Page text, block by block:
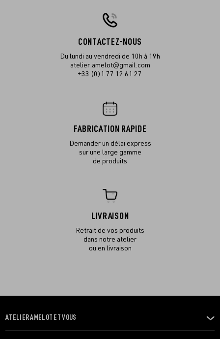
CONTACTEZ-NOUS
Du lundi au vendredi de 10h à 19h
atelier.amelot@gmail.com
+33 (0)1 77 12 61 27
FABRICATION RAPIDE
Demander un délai express
sur une large gamme
de produits
LIVRAISON
Retrait de vos produits
dans notre atelier
ou en livraison
OUVRIR
LE
ATELIER AMELOT ET VOUS